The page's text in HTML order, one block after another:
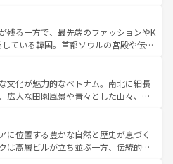
お、新着のハワイ情報
を参照してほしい。
ィも充実しており、サーフィンやダイ
など、アウトドア好きにはたまらな
の多彩な魅力を存分に味わいつくそ
地帯である台湾東部など、都市の喧騒
存しており、訪れる人に新しい発見と
れる。また、奥深い台湾の食文化も魅
スイーツなど、バラエティ豊かな料理
る。 なお、新着の台湾情報は コンテンツ一覧を参
残る一方で、最先端のファッションやK
ている韓国。首都ソウルの宮殿や伝統
せば四季折々の自然美を楽しむことが
ムチや焼肉、絶品のストリートフード
国料理が待っている。夜には、韓国な
ら、韓国の多彩な魅力を心ゆくまで味
わってみてほしい。 なお、新着の韓国情報はコンテンツ一
。
文化が魅力的なベトナム。南北に細長
広大な田園風景や青々とした山々、世
統が息づく。ハノイの古い町並みやホ
ス統治時代の建物も、独特の雰囲気を
た、バラエティの豊かさとおいしさで
に位置する豊かな自然と歴史が息づく
は高層ビルが立ち並ぶ一方、伝統的な